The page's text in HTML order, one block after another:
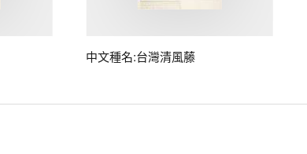
中文種名:台灣清風藤